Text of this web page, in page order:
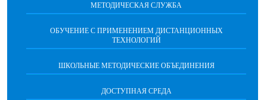
МЕТОДИЧЕСКАЯ СЛУЖБА
ОБУЧЕНИЕ С ПРИМЕНЕНИЕМ ДИСТАНЦИОННЫХ
ТЕХНОЛОГИЙ
ШКОЛЬНЫЕ МЕТОДИЧЕСКИЕ ОБЪЕДИНЕНИЯ
ДОСТУПНАЯ СРЕДА